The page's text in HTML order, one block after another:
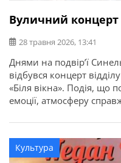
Вуличний
28 травня 2026, 13:41
Днями на подвір’ї
відбувся концерт
«Біля вікна». Подія, що
емоції, атмосферу
Синельниківська
та викладачів
класики, які
Культура